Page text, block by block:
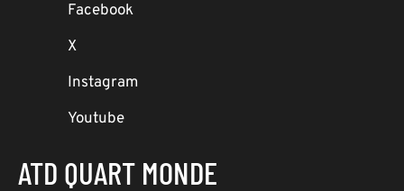
Facebook
X
Instagram
Youtube
ATD QUART MONDE